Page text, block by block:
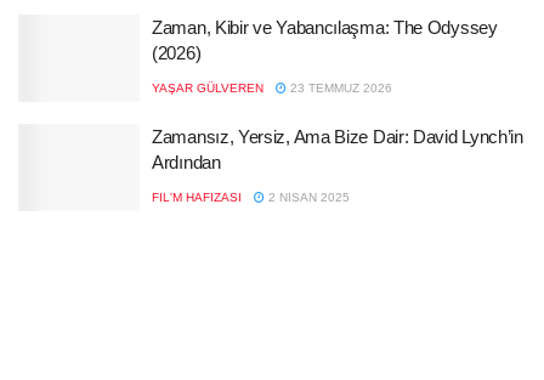
Zaman, Kibir ve Yabancılaşma: The Odyssey
(2026)
YAŞAR GÜLVEREN 23 TEMMUZ 2026
Zamansız, Yersiz, Ama Bize Dair: David Lynch’in
Ardından
FIL'M HAFIZASI 2 NISAN 2025